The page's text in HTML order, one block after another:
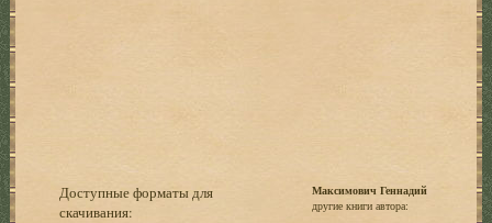
Доступные форматы для
скачивания:
Максимович Геннадий
другие книги автора: